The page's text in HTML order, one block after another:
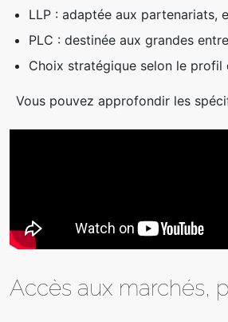
LLP : adaptée aux partenariats,
PLC : destinée aux grandes
Choix stratégique selon le profil
Vous pouvez approfondir les
Accès aux marchés,